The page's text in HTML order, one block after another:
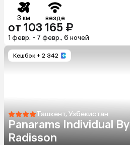
3 км везде
от 103 165 ₽
1 февр. - 7 февр., 6 ночей
Кешбэк + 2 342
Ташкент, Узбекистан
Panarams Individual By
Radisson